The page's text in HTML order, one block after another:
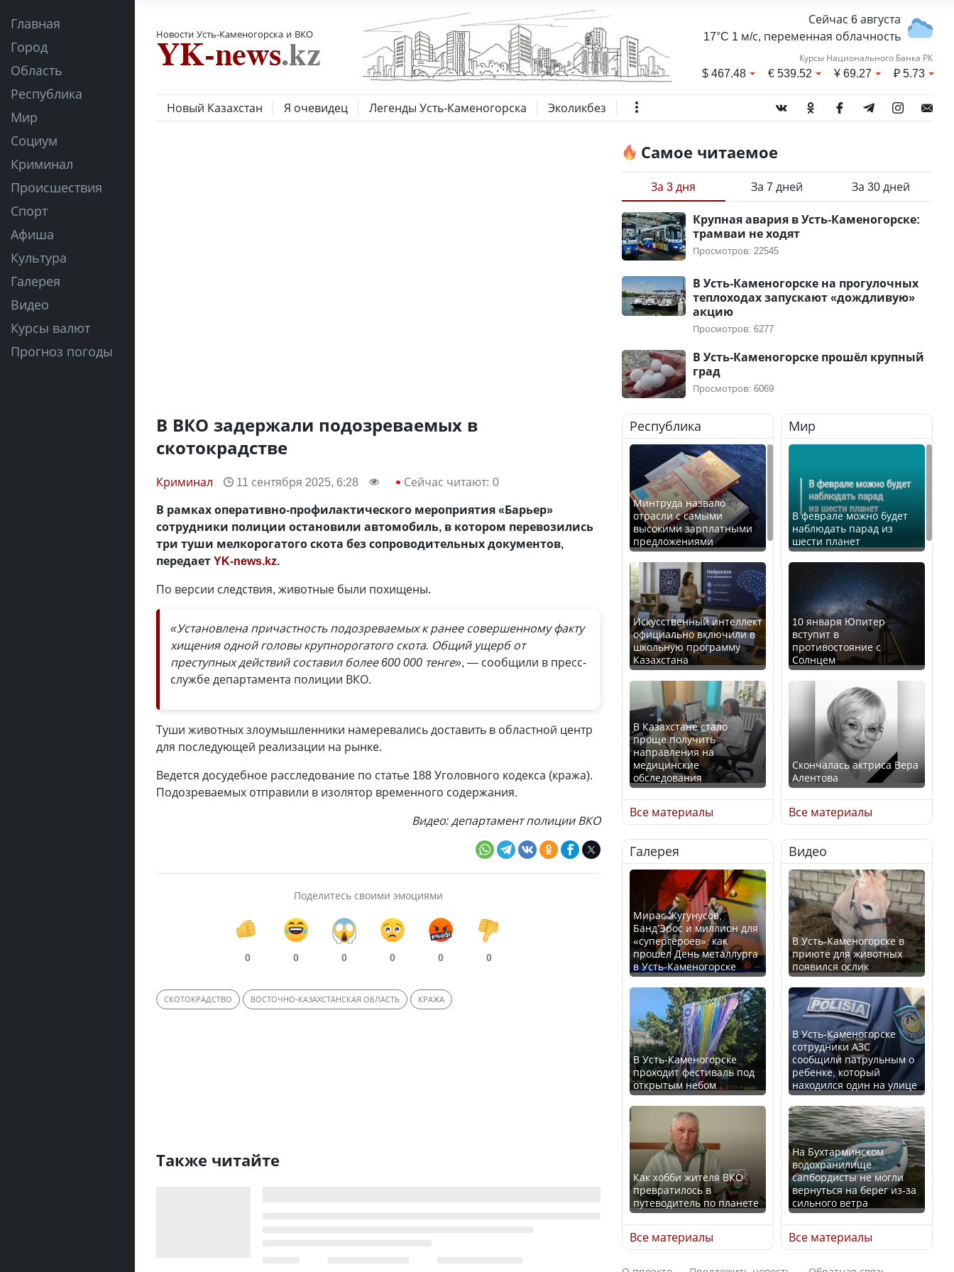
Главная
Город
Область
Республика
Мир
Социум
Криминал
Происшествия
Спорт
Афиша
Культура
Галерея
Видео
Курсы валют
Прогноз погоды
Новости Усть-Каменогорска и ВКО
Сейчас 6 августа
17°C 1 м/с, переменная облачность
Курсы Национального Банка РК
$467.48 €539.52 ¥69.27 ₽5.73
Новый Казахстан Я очевидец Легенды Усть-Каменогорска Эколикбез
В ВКО задержали подозреваемых в
скотокрадстве
Криминал 11 сентября 2025, 6:28 Сейчас читают: 0
В рамках оперативно-профилактического мероприятия «Барьер»
сотрудники полиции остановили автомобиль, в котором перевозились
три туши мелкорогатого скота без сопроводительных документов,
передаетYK-news.kz.
По версии следствия, животные были похищены.
«Установлена причастность подозреваемых к ранее совершенному факту
хищения одной головы крупнорогатого скота. Общий ущерб от
преступных действий составил более 600 000 тенге», — сообщили в пресс-
службе департамента полиции ВКО.
Туши животных злоумышленники намеревались доставить в областной центр
для последующей реализации на рынке.
Ведется досудебное расследование по статье 188 Уголовного кодекса (кража).
Подозреваемых отправили в изолятор временного содержания.
Видео: департамент полиции ВКО
Поделитесь своими эмоциями
0 0 0 0 0 0
СКОТОКРАДСТВО ВОСТОЧНО-КАЗАХСТАНСКАЯ ОБЛАСТЬ КРАЖА
Также читайте
Самое читаемое
За 3 дня За 7 дней За 30 дней
Крупная авария в Усть-Каменогорске:
трамваи не ходят
Просмотров: 22545
В Усть-Каменогорске на прогулочных
теплоходах запускают «дождливую»
акцию
Просмотров: 6277
В Усть-Каменогорске прошёл крупный
град
Просмотров: 6069
Республика
Минтруда назвало
отрасли с самыми
высокими зарплатными
предложениями
Искусственный интеллект
официально включили в
школьную программу
Казахстана
В Казахстане стало
проще получить
направления на
медицинские
обследования
Қазақстан Орталық Азия
елдері арасында әл-ауқат
индексінде көш бастады
Казахстан возглавил
рейтинг благополучия
среди стран Центральной
Азии
Будут ли представлены
интересы регионов в
Курултае?
Ең төменгі жалақы,
алимент, экология: жеті
партия сайлаушылармен
нені талқылап жатыр?
Все материалы
Мир
В феврале можно будет
наблюдать парад из
шести планет
10 января Юпитер
вступит в
противостояние с
Солнцем
Скончалась актриса Вера
Алентова
В РФ вынесен заочный
приговор по уголовному
делу об убийстве Игоря
Талькова
В России введены
дополнительные
ограничения для
казахстанских прав
Трамп официально
вступил в должность
президента США
Луну признали объектом
культурного наследия,
находящегося под
угрозой исчезновения
Все материалы
Галерея
Мирас Жугунусов,
Банд’Эрос и миллион для
«супергероев»: как
прошел День металлурга
в Усть-Каменогорске
В Усть-Каменогорске
проходит фестиваль под
открытым небом
Как хобби жителя ВКО
превратилось в
путеводитель по планете
Все материалы
Видео
В Усть-Каменогорске в
приюте для животных
появился ослик
В Усть-Каменогорске
сотрудники АЗС
сообщили патрульным о
ребенке, который
находился один на улице
На Бухтарминском
водохранилище
сапбордисты не могли
вернуться на берег из-за
сильного ветра
Все материалы